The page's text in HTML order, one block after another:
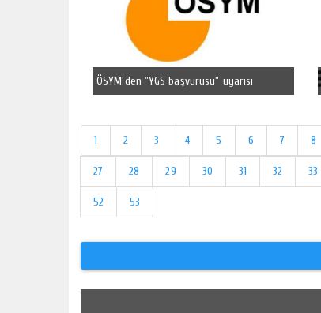
ÖSYM'den "YGS başvurusu" uyarısı
1 2 3 4 5 6 7 8
27 28 29 30 31 32 33
52 53